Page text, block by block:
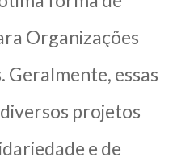
Organizações
Geralmente, essas
projetos
e de